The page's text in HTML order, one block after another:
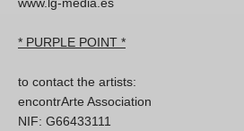
* PURPLE POINT *
to contact the artists:
encontrArte Association
NIF: G66433111